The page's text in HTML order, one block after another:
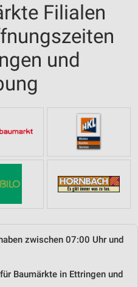
Filialen
und
zwischen 07:00 Uhr und
Baumärkte in Ettringen und